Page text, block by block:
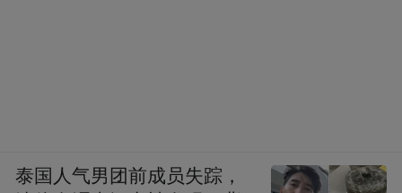
泰国人气男团前成员失踪，